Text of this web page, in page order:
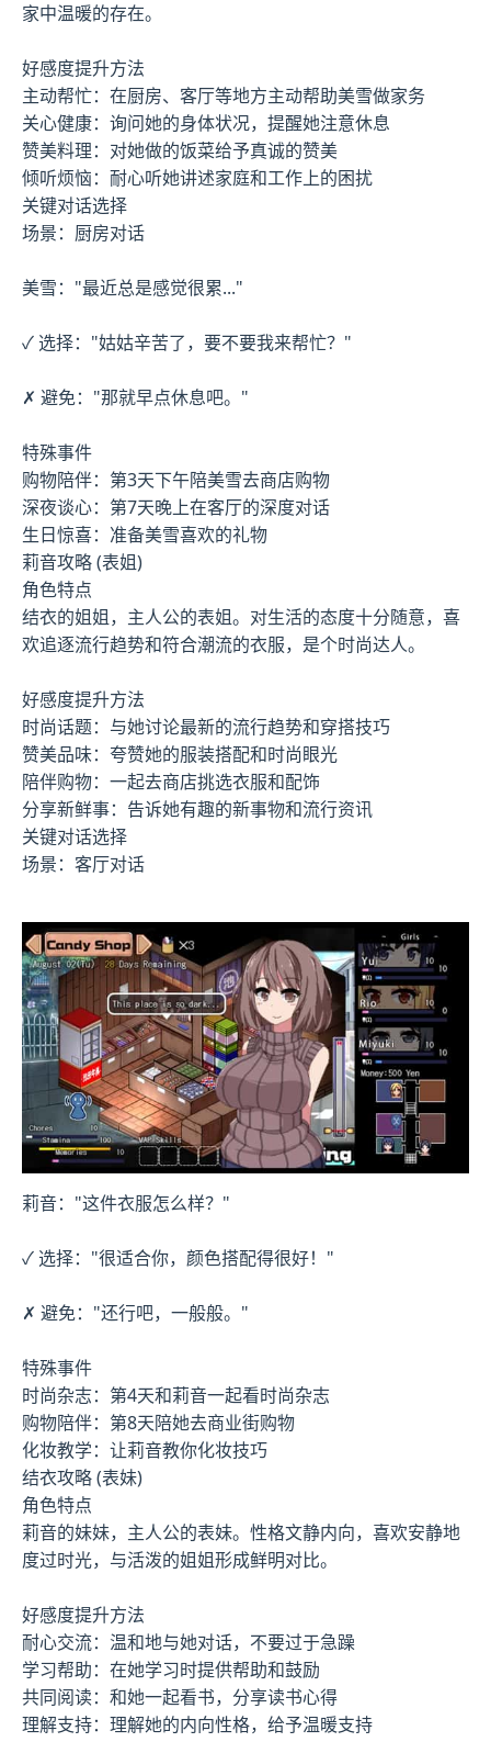
家中温暖的存在。
好感度提升方法
主动帮忙：在厨房、客厅等地方主动帮助美雪做家务
关心健康：询问她的身体状况，提醒她注意休息
赞美料理：对她做的饭菜给予真诚的赞美
倾听烦恼：耐心听她讲述家庭和工作上的困扰
关键对话选择
场景：厨房对话
美雪："最近总是感觉很累..."
✓ 选择："姑姑辛苦了，要不要我来帮忙？"
✗ 避免："那就早点休息吧。"
特殊事件
购物陪伴：第3天下午陪美雪去商店购物
深夜谈心：第7天晚上在客厅的深度对话
生日惊喜：准备美雪喜欢的礼物
莉音攻略 (表姐)
角色特点
结衣的姐姐，主人公的表姐。对生活的态度十分随意，喜
欢追逐流行趋势和符合潮流的衣服，是个时尚达人。
好感度提升方法
时尚话题：与她讨论最新的流行趋势和穿搭技巧
赞美品味：夸赞她的服装搭配和时尚眼光
陪伴购物：一起去商店挑选衣服和配饰
分享新鲜事：告诉她有趣的新事物和流行资讯
关键对话选择
场景：客厅对话
莉音："这件衣服怎么样？"
✓ 选择："很适合你，颜色搭配得很好！"
✗ 避免："还行吧，一般般。"
特殊事件
时尚杂志：第4天和莉音一起看时尚杂志
购物陪伴：第8天陪她去商业街购物
化妆教学：让莉音教你化妆技巧
结衣攻略 (表妹)
角色特点
莉音的妹妹，主人公的表妹。性格文静内向，喜欢安静地
度过时光，与活泼的姐姐形成鲜明对比。
好感度提升方法
耐心交流：温和地与她对话，不要过于急躁
学习帮助：在她学习时提供帮助和鼓励
共同阅读：和她一起看书，分享读书心得
理解支持：理解她的内向性格，给予温暖支持